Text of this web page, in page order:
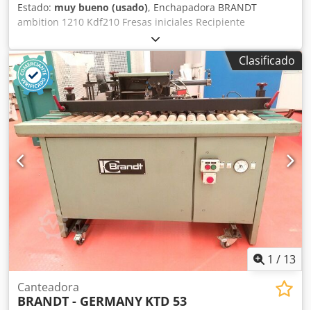
Estado: muy bueno (usado), Enchapadora BRANDT
ambition 1210 Kdf210 Fresas iniciales Recipiente
intercambiable Aplicación de adhesivo con rodillo
Guillotina inicial neumática Rodillos de presión Cuchillas
de corte final Grupo de fresado vertical y horizontal R1-R2
Ciclado de perfil Ciclado plano Altura máxima de la pieza:
60 mm Dcjdpfxezqz Rpe Akpok Grosor máximo del chapa
en rollo: 3 mm Avance: 11 m/min Longitud de la máquina:
370 cm Potencia de conexión: aproximadamente 9 kW
Máquina revisada, lista para funcionar.
Clasificado
1 / 13
Canteadora
BRANDT - GERMANY KTD 53